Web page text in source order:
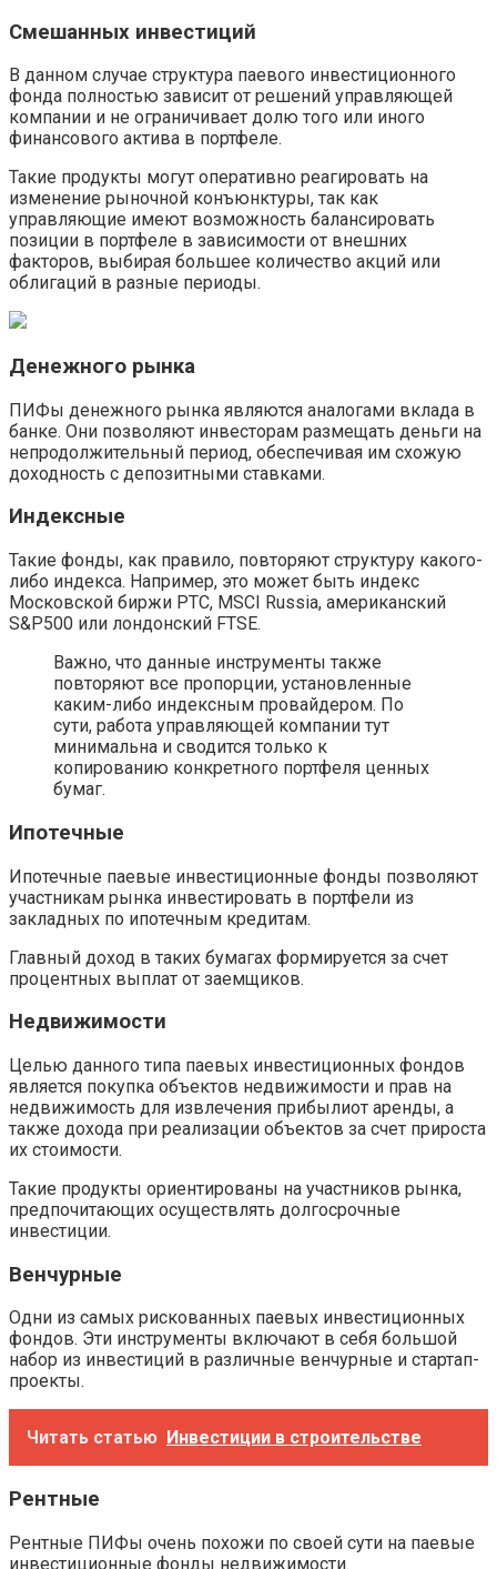
Смешанных инвестиций
В данном случае структура паевого инвестиционного
фонда полностью зависит от решений управляющей
компании и не ограничивает долю того или иного
финансового актива в портфеле.
Такие продукты могут оперативно реагировать на
изменение рыночной конъюнктуры, так как
управляющие имеют возможность балансировать
позиции в портфеле в зависимости от внешних
факторов, выбирая большее количество акций или
облигаций в разные периоды.
Денежного рынка
ПИФы денежного рынка являются аналогами вклада в
банке. Они позволяют инвесторам размещать деньги на
непродолжительный период, обеспечивая им схожую
доходность с депозитными ставками.
Индексные
Такие фонды, как правило, повторяют структуру какого-
либо индекса. Например, это может быть индекс
Московской биржи РТС, MSCI Russia, американский
S&P500 или лондонский FTSE.
Важно, что данные инструменты также
повторяют все пропорции, установленные
каким-либо индексным провайдером. По
сути, работа управляющей компании тут
минимальна и сводится только к
копированию конкретного портфеля ценных
бумаг.
Ипотечные
Ипотечные паевые инвестиционные фонды позволяют
участникам рынка инвестировать в портфели из
закладных по ипотечным кредитам.
Главный доход в таких бумагах формируется за счет
процентных выплат от заемщиков.
Недвижимости
Целью данного типа паевых инвестиционных фондов
является покупка объектов недвижимости и прав на
недвижимость для извлечения прибылиот аренды, а
также дохода при реализации объектов за счет прироста
их стоимости.
Такие продукты ориентированы на участников рынка,
предпочитающих осуществлять долгосрочные
инвестиции.
Венчурные
Одни из самых рискованных паевых инвестиционных
фондов. Эти инструменты включают в себя большой
набор из инвестиций в различные венчурные и стартап-
проекты.
Читать статью Инвестиции в строительстве
Рентные
Рентные ПИФы очень похожи по своей сути на паевые
инвестиционные фонды недвижимости.